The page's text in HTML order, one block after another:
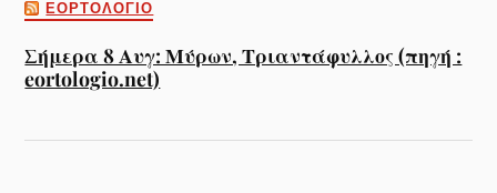
ΕΟΡΤΟΛΌΓΙΟ
Σήμερα 8 Αυγ: Μύρων, Τριαντάφυλλος (πηγή :
eortologio.net)